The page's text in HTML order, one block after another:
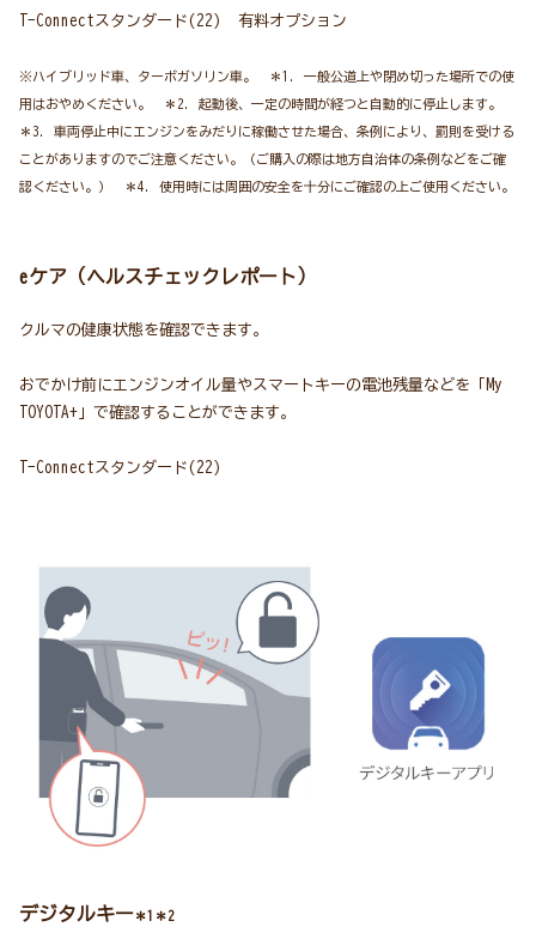
T-Connectスタンダード(22) 有料オプション
※ハイブリッド車、ターボガソリン車。 ＊1. 一般公道上や閉め切った場所での使
用はおやめください。 ＊2. 起動後、一定の時間が経つと自動的に停止します。
＊3. 車両停止中にエンジンをみだりに稼働させた場合、条例により、罰則を受ける
ことがありますのでご注意ください。（ご購入の際は地方自治体の条例などをご確
認ください。） ＊4. 使用時には周囲の安全を十分にご確認の上ご使用ください。
eケア（ヘルスチェックレポート）
クルマの健康状態を確認できます。
おでかけ前にエンジンオイル量やスマートキーの電池残量などを「My
TOYOTA+」で確認することができます。
T-Connectスタンダード(22)
デジタルキー＊1＊2